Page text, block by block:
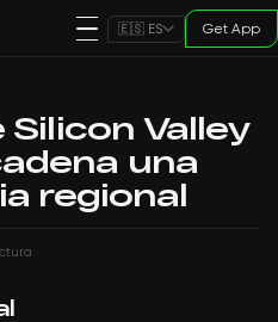
🇪🇸 ES Get App
Silicon Valley
una
regional